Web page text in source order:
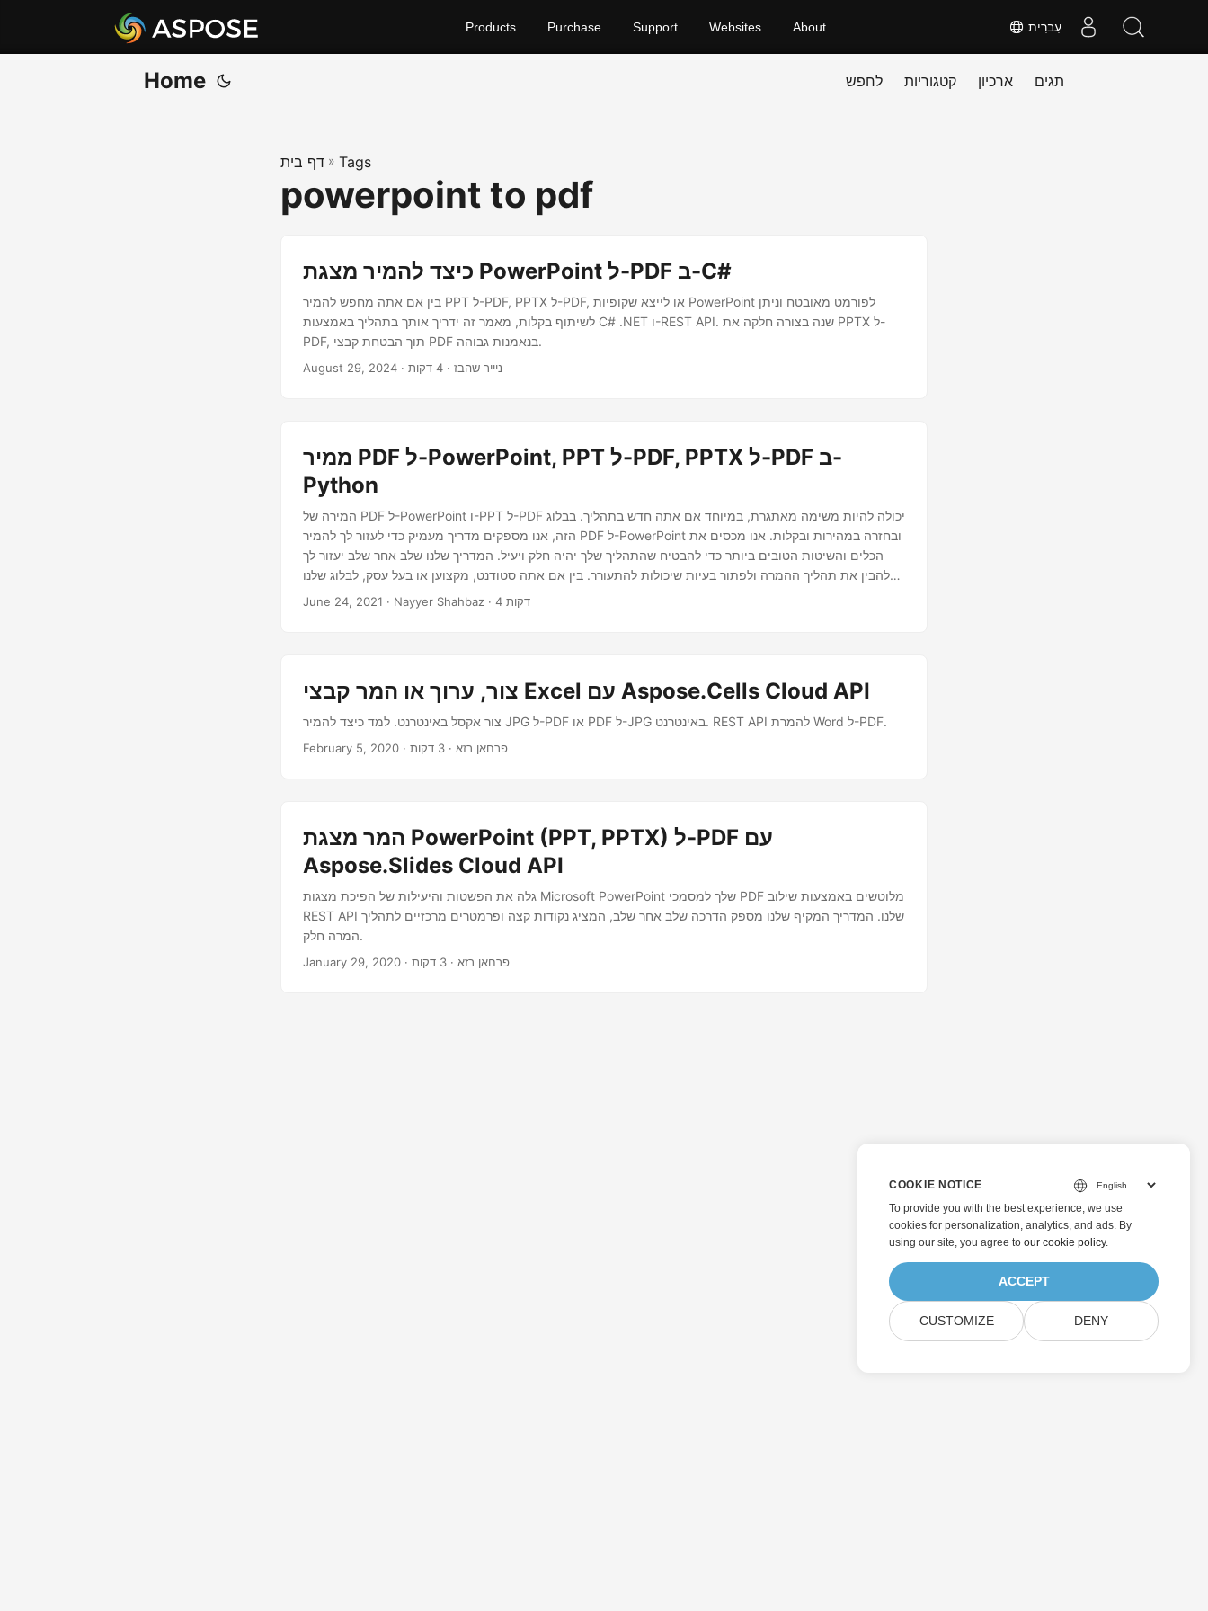
עִברִית Products Purchase Support Websites About
Home לחפש קטגוריות ארכיון תגים
דף בית » Tags
powerpoint to pdf
כיצד להמיר מצגת PowerPoint ל-PDF ב-C#
בין אם אתה מחפש להמיר PPT ל-PDF, PPTX ל-PDF, או לייצא שקופיות PowerPoint לפורמט מאובטח וניתן
לשיתוף בקלות, מאמר זה ידריך אותך בתהליך באמצעות C# .NET ו-REST API. שנה בצורה חלקה את PPTX ל-
PDF, תוך הבטחת קבצי PDF בנאמנות גבוהה.
August 29, 2024 · ניייר שהבז · 4 דקות
ממיר PDF ל-PowerPoint, PPT ל-PDF, PPTX ל-PDF ב-
Python
המירה של PDF ל-PowerPoint ו-PPT ל-PDF יכולה להיות משימה מאתגרת, במיוחד אם אתה חדש בתהליך. בבלוג
הזה, אנו מספקים מדריך מעמיק כדי לעזור לך להמיר PDF ל-PowerPoint ובחזרה במהירות ובקלות. אנו מכסים את
הכלים והשיטות הטובים ביותר כדי להבטיח שהתהליך שלך יהיה חלק ויעיל. המדריך שלנו שלב אחר שלב יעזור לך
להבין את תהליך ההמרה ולפתור בעיות שיכולות להתעורר. בין אם אתה סטודנט, מקצוען או בעל עסק, לבלוג שלנו
June 24, 2021 · Nayyer Shahbaz · 4 דקות
צור, ערוך או המר קבצי Excel עם Aspose.Cells Cloud API
צור אקסל באינטרנט. למד כיצד להמיר JPG ל-PDF או PDF ל-JPG באינטרנט. REST API להמרת Word ל-PDF.
February 5, 2020 · פרחאן רזא · 3 דקות
המר מצגת PowerPoint (PPT, PPTX) ל-PDF עם
Aspose.Slides Cloud API
גלה את הפשטות והיעילות של הפיכת מצגות Microsoft PowerPoint שלך למסמכי PDF מלוטשים באמצעות שילוב
REST API שלנו. המדריך המקיף שלנו מספק הדרכה שלב אחר שלב, המציג נקודות קצה ופרמטרים מרכזיים לתהליך
המרה חלק.
January 29, 2020 · פרחאן רזא · 3 דקות
COOKIE NOTICE
To provide you with the best experience, we use
cookies for personalization, analytics, and ads. By
using our site, you agree to our cookie policy.
ACCEPT
CUSTOMIZE DENY